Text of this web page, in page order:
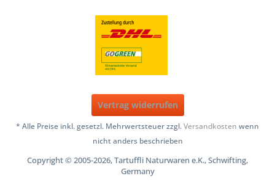
Vertrag widerrufen
* Alle Preise inkl. gesetzl. Mehrwertsteuer zzgl.Versandkosten wenn
nicht anders beschrieben
Copyright © 2005-2026, Tartuffli Naturwaren e.K., Schwifting,
Germany